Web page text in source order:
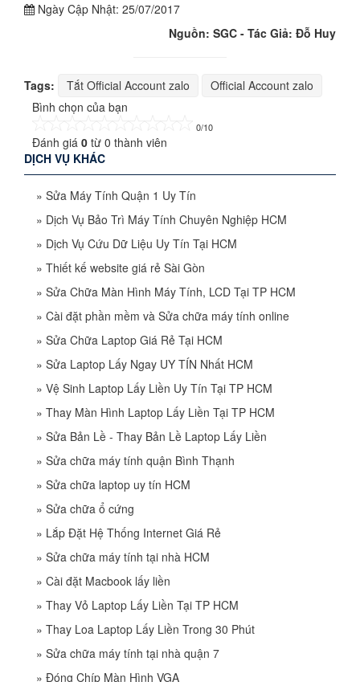
Ngày Cập Nhật: 25/07/2017
Nguồn: SGC - Tác Giả: Đỗ Huy
Tags: Tắt Official Account zalo
Official Account zalo
Bình chọn của bạn
0/10
Đánh giá 0 từ 0 thành viên
DỊCH VỤ KHÁC
» Sửa Máy Tính Quận 1 Uy Tín
» Dịch Vụ Bảo Trì Máy Tính Chuyên Nghiệp HCM
» Dịch Vụ Cứu Dữ Liệu Uy Tín Tại HCM
» Thiết kế website giá rẻ Sài Gòn
» Sửa Chữa Màn Hình Máy Tính, LCD Tại TP HCM
» Cài đặt phần mềm và Sửa chữa máy tính online
» Sửa Chữa Laptop Giá Rẻ Tại HCM
» Sửa Laptop Lấy Ngay UY TÍN Nhất HCM
» Vệ Sinh Laptop Lấy Liền Uy Tín Tại TP HCM
» Thay Màn Hình Laptop Lấy Liền Tại TP HCM
» Sửa Bản Lề - Thay Bản Lề Laptop Lấy Liền
» Sửa chữa máy tính quận Bình Thạnh
» Sửa chữa laptop uy tín HCM
» Sửa chữa ổ cứng
» Lắp Đặt Hệ Thống Internet Giá Rẻ
» Sửa chữa máy tính tại nhà HCM
» Cài đặt Macbook lấy liền
» Thay Vỏ Laptop Lấy Liền Tại TP HCM
» Thay Loa Laptop Lấy Liền Trong 30 Phút
» Sửa chữa máy tính tại nhà quận 7
» Đóng Chíp Màn Hình VGA